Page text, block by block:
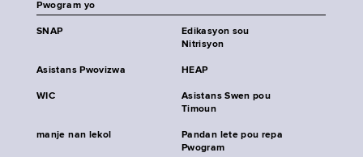
Pwogram yo
SNAP
Edikasyon sou
Nitrisyon
Asistans Pwovizwa HEAP
WIC
Asistans Swen pou
Timoun
manje nan lekol
Pandan lete pou repa
Pwogram